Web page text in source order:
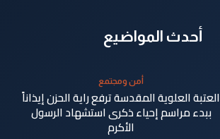
أحدث المواضيع
أمن ومجتمع
العتبة العلوية المقدسة ترفع راية الحزن إيذاناً
ببدء مراسم إحياء ذكرى استشهاد الرسول
الأكرم